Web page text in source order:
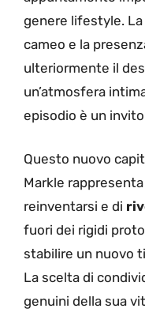
genere lifestyle.
cameo e la
ulteriormente il
un’atmosfera
episodio è un
Questo nuovo
Markle
reinventarsi e di
fuori dei rigidi
stabilire un nuovo
La scelta di
genuini della sua